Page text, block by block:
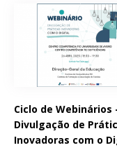
Ciclo de Webinários
Divulgação de
Inovadoras com o